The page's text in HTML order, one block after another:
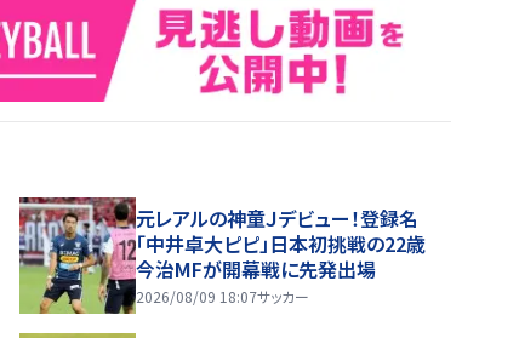
元レアルの神童Ｊデビュー！登録名
「中井卓大ピピ」日本初挑戦の22歳
今治MFが開幕戦に先発出場
2026/08/09 18:07サッカー